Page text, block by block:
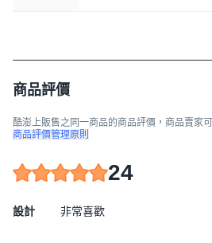
商品評價
酷澎上販售之同一商品的商品評價，商品賣家
商品評價管理原則
24
設計 非常喜歡